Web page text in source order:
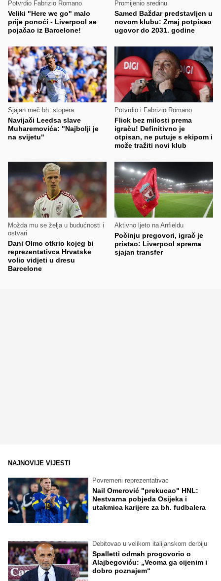
Potvrdio Fabrizio Romano
Veliki "Here we go" malo
prije ponoći - Liverpool se
pojačao iz Barcelone!
Promijenio sredinu
Samed Baždar predstavljen u
novom klubu: Zmaj potpisao
ugovor do 2031. godine
Sjajan meč bh. stopera
Navijači Leedsa slave
Muharemovića: "Najbolji je
na svijetu"
Potvrdio i Fabrizio Romano
Flick bez milosti prema
igraču! Definitivno je
otpisan, ne putuje s ekipom i
može tražiti novi klub
Možda mu se želja u budućnosti i
ostvari
Dani Olmo otkrio kojeg bi
reprezentativca Hrvatske
volio vidjeti u dresu
Barcelone
Aktivno ljeto na Anfieldu
Počinju pregovori, igrač je
pristao: Liverpool sprema
sjajan transfer
NAJNOVIJE VIJESTI
Povremeni reprezentativac
Nail Omerović "prekucao" HNL:
Nestvarna pobjeda Osijeka i
utakmica karijere za bh. fudbalera
Debitovao u velikom italijanskom derbiju
Spalletti odmah progovorio o
Alajbegoviću: „Veoma ga cijenim i
dobro poznajem“